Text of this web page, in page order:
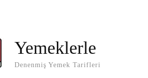
Yemeklerle
Denenmiş Yemek Tarifleri